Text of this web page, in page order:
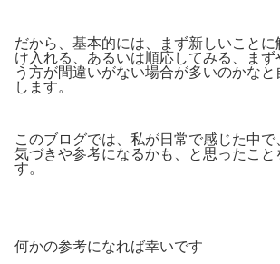
だから、基本的には、まず新しいこと
け入れる、あるいは順応してみる、ま
う方が間違いがない場合が多いのかなと
します。
このブログでは、私が日常で感じた中
気づきや参考になるかも、と思ったこと
す。
何かの参考になれば幸いです